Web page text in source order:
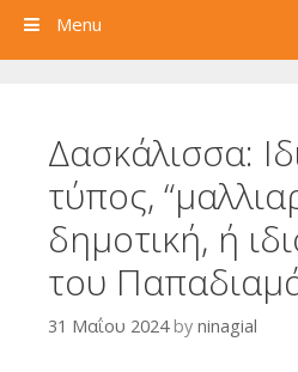
Menu
Δασκάλισσα:
τύπος,
δημοτική, ή
του
31 Μαΐου 2024 by ninagial